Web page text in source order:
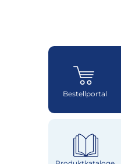
Bestellportal